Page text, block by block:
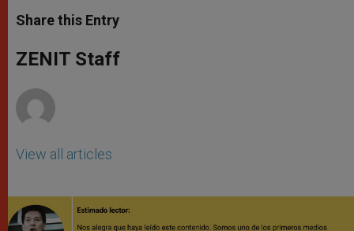
t
s
p
p
s
e
g
e
e
b
o
k
Share this Entry
ZENIT Staff
View all articles